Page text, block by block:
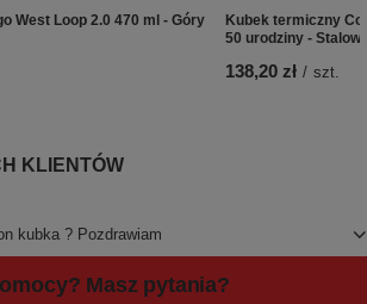
West Loop 2.0 470 ml - Góry
Kubek termiczny
50 urodziny -
138,20 zł / szt.
KLIENTÓW
kubka ? Pozdrawiam
Masz pytania?